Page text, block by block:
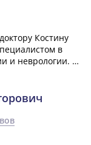
Костину
в
и неврологии. У